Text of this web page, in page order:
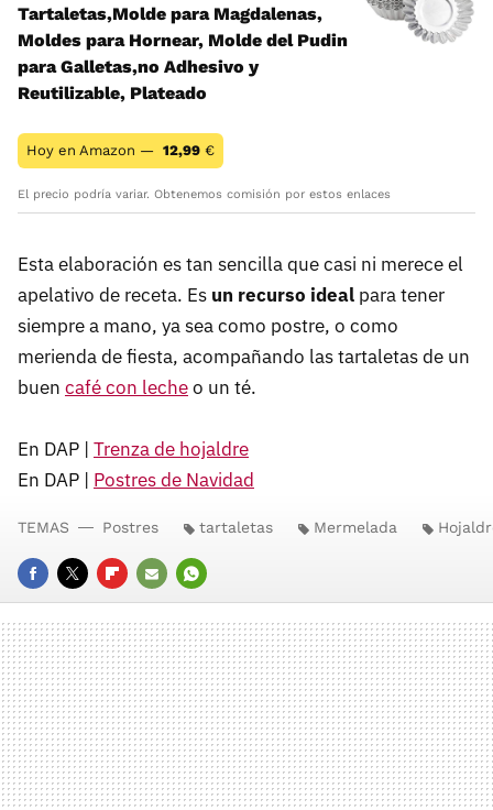
Tartaletas,Molde para Magdalenas,
Moldes para Hornear, Molde del Pudin
para Galletas,no Adhesivo y
Reutilizable, Plateado
Hoy en Amazon — 12,99 €
El precio podría variar. Obtenemos comisión por estos enlaces
Esta elaboración es tan sencilla que casi ni merece el
apelativo de receta. Es un recurso ideal para tener
siempre a mano, ya sea como postre, o como
merienda de fiesta, acompañando las tartaletas de un
buen café con lecheo un té.
En DAP | Trenza de hojaldre
En DAP | Postres de Navidad
FACEBOOK
TWITTERFLIPBOARD
E-
MAIL
WHATSAPP
TEMAS Postres tartaletas Mermelada